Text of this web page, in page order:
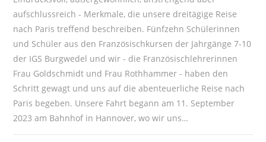
aufschlussreich - Merkmale, die unsere dreitägige Reise
nach Paris treffend beschreiben. Fünfzehn Schülerinnen
und Schüler aus den Französischkursen der Jahrgänge 7-10
der IGS Burgwedel und wir - die Französischlehrerinnen
Frau Goldschmidt und Frau Rothhammer - haben den
Schritt gewagt und uns auf die abenteuerliche Reise nach
Paris begeben. Unsere Fahrt begann am 11. September
2023 am Bahnhof in Hannover, wo wir uns…